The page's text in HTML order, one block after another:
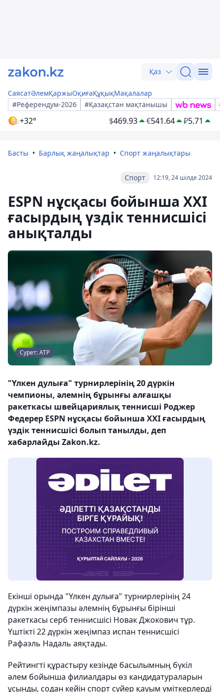
Қаз
СаясатӘлемҚаржыОқиғаҚұқықМақалалар
#Референдум-2026
#Қазақстан мақтанышы
+32° $469.93 €541.64 ₽5.71
Басты Барлық жаңалықтар Спорт жаңалықтары
12:19, 24 шілде 2024
Спорт
ESPN нұсқасы бойынша ХХІ
ғасырдың үздік теннисшісі
анықталды
Сурет: АТР
"Үлкен дулыға" турнирлерінің 20 дүркін
чемпионы, әлемнің бұрынғы алғашқы
ракеткасы швейцариялық теннисші Роджер
Федерер ESPN нұсқасы бойынша ХХІ ғасырдың
үздік теннисшісі болып танылды, деп
хабарлайды Zakon.kz.
Екінші орында "Үлкен дулыға" турнирлерінің 24
дүркін жеңімпазы әлемнің бұрынғы бірінші
ракеткасы серб теннисшісі Новак Джокович тұр.
Үштікті 22 дүркін жеңімпаз испан теннисшісі
Рафаэль Надаль аяқтады.
Рейтингті құрастыру кезінде басылымның бүкіл
әлем бойынша филиалдары өз кандидатураларын
ұсынды, содан кейін спорт сүйер қауым үміткерлерді